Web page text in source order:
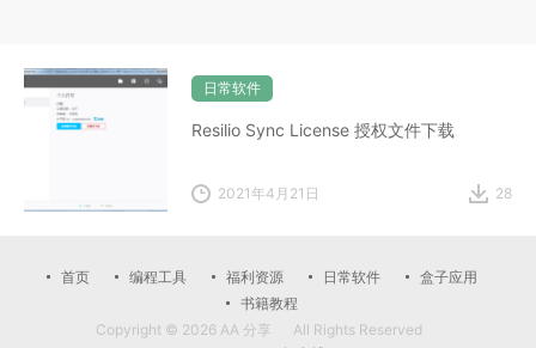
日常软件
Resilio Sync License 授权文件下载
2021年4月21日 28
首页 编程工具 福利资源 日常软件
盒子应用
书籍教程
Copyright © 2026 AA 分享
All Rights Reserved